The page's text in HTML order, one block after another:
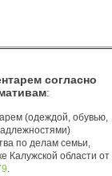
согласно
:
(одеждой, обувью,
по делам семьи,
Калужской области от
.